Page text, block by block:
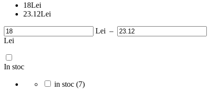
18Lei
23.12Lei
Lei –
Lei
In stoc
in stoc (7)